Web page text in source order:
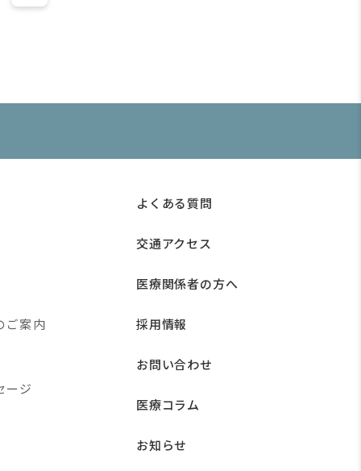
ご案内
ージ
よくある質問
交通アクセス
医療関係者の方へ
採用情報
お問い合わせ
医療コラム
お知らせ